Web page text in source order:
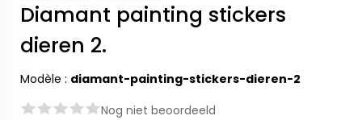
Diamant painting stickers
dieren 2.
Modèle : diamant-painting-stickers-dieren-2
Nog niet beoordeeld